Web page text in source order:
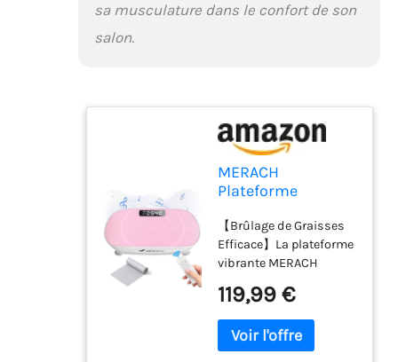
toute question.
sa musculature dans le confort de son
salon.
MERACH
Plateforme
Vibrante Puissante
pour Le
Renforcement et la
Mise en Forme des
Muscles, Contrôle
Automatique de la
Vitesse, Haut-
【Brûlage de Graisses
Efficace】La plateforme
vibrante MERACH
haute fréquence pour
activer les muscles,
brûler des calories et
perdre du poids plus
119,99 €